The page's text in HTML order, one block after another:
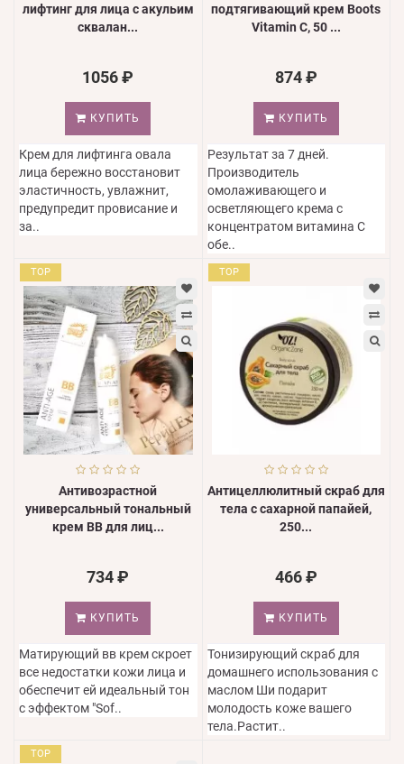
лифтинг для лица с акульим
сквалан...
1056 ₽
КУПИТЬ
Крем для лифтинга овала
лица бережно восстановит
эластичность, увлажнит,
предупредит провисание и
за..
подтягивающий крем Boots
Vitamin C, 50 ...
874 ₽
КУПИТЬ
Результат за 7 дней.
Производитель
омолаживающего и
осветляющего крема с
концентратом витамина С
обе..
TOP
Антивозрастной
универсальный тональный
крем ВВ для лиц...
734 ₽
КУПИТЬ
Матирующий вв крем скроет
все недостатки кожи лица и
обеспечит ей идеальный тон
с эффектом "Sof..
TOP
Антицеллюлитный скраб для
тела с сахарной папайей,
250...
466 ₽
КУПИТЬ
Тонизирующий скраб для
домашнего использования с
маслом Ши подарит
молодость коже вашего
тела.Растит..
TOP